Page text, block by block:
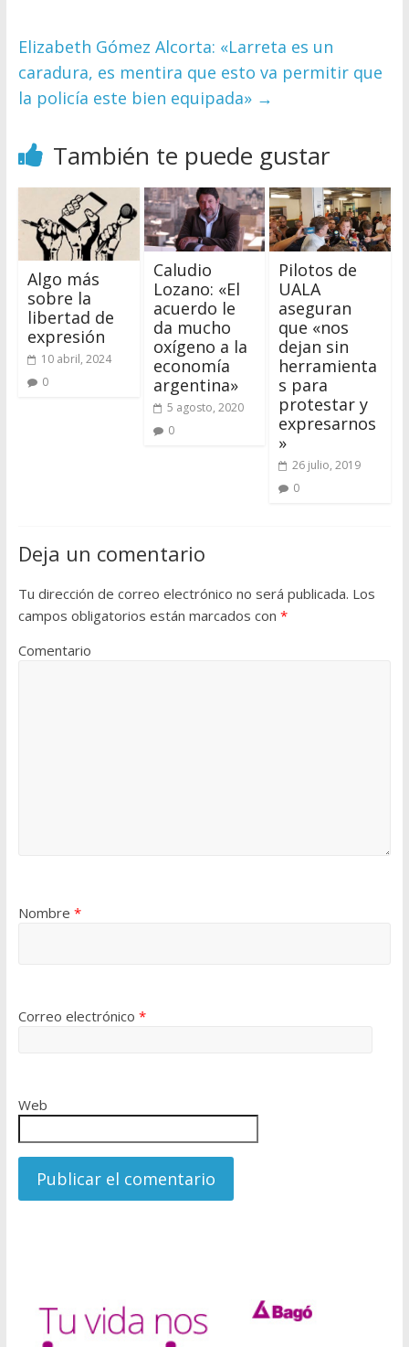
Elizabeth Gómez Alcorta: «Larreta es un
caradura, es mentira que esto va permitir que
la policía este bien equipada» →
También te puede gustar
Algo más
sobre la
libertad de
expresión
10 abril, 2024
0
Caludio
Lozano: «El
acuerdo le
da mucho
oxígeno a la
economía
argentina»
5 agosto, 2020
0
Pilotos de
UALA
aseguran
que «nos
dejan sin
herramienta
s para
protestar y
expresarnos
»
26 julio, 2019
0
Deja un comentario
Tu dirección de correo electrónico no será publicada. Los
campos obligatorios están marcados con *
Comentario
Nombre *
Correo electrónico *
Web